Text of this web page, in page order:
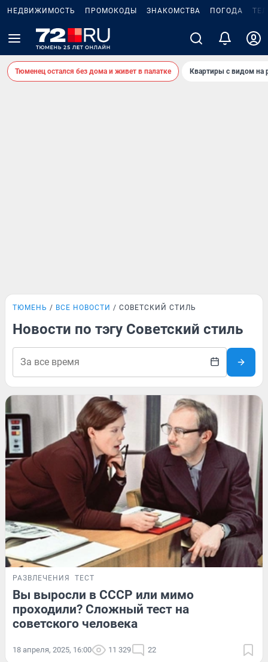
НЕДВИЖИМОСТЬ ПРОМОКОДЫ ЗНАКОМСТВА ПОГОДА
Тюменец остался без дома и живет в палатке Квартиры с видом на
ТЮМЕНЬ ВСЕ НОВОСТИ СОВЕТСКИЙ СТИЛЬ
Новости по тэгу Советский стиль
РАЗВЛЕЧЕНИЯ ТЕСТ
Вы выросли в СССР или мимо
проходили? Сложный тест на
советского человека
18 апреля, 2025, 16:00 11 329 22